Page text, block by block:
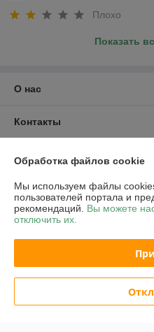
Плохо
Показать
О нас
Контакты
График работы
Полная версия сайта
Политика обработки
Обработка файлов cookie
Мы используем файлы
пользователей портала и
рекомендаций. Вы можете
отключить их.